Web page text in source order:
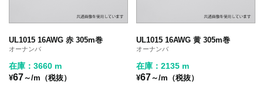
UL1015 16AWG 赤 305m巻
オーナンバ
在庫：3660 m
¥67～/m（税抜）
UL1015 16AWG 黄 305m巻
オーナンバ
在庫：2135 m
¥67～/m（税抜）